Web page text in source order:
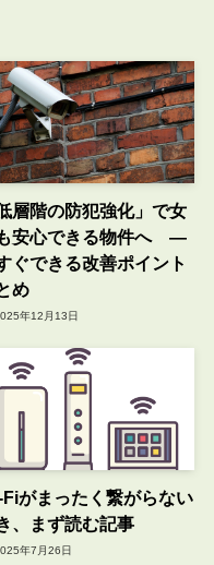
層階の防犯強化」で女
安心できる物件へ ―
ぐできる改善ポイント
め
年12月13日
がまったく繋がらない
、まず読む記事
年7月26日